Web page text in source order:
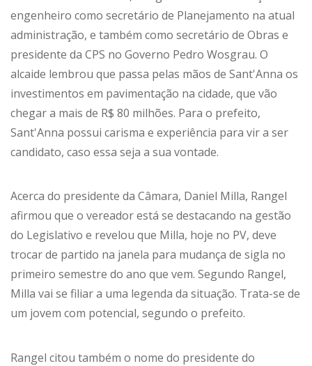
engenheiro como secretário de Planejamento na atual
administração, e também como secretário de Obras e
presidente da CPS no Governo Pedro Wosgrau. O
alcaide lembrou que passa pelas mãos de Sant'Anna os
investimentos em pavimentação na cidade, que vão
chegar a mais de R$ 80 milhões. Para o prefeito,
Sant'Anna possui carisma e experiência para vir a ser
candidato, caso essa seja a sua vontade.
Acerca do presidente da Câmara, Daniel Milla, Rangel
afirmou que o vereador está se destacando na gestão
do Legislativo e revelou que Milla, hoje no PV, deve
trocar de partido na janela para mudança de sigla no
primeiro semestre do ano que vem. Segundo Rangel,
Milla vai se filiar a uma legenda da situação. Trata-se de
um jovem com potencial, segundo o prefeito.
Rangel citou também o nome do presidente do